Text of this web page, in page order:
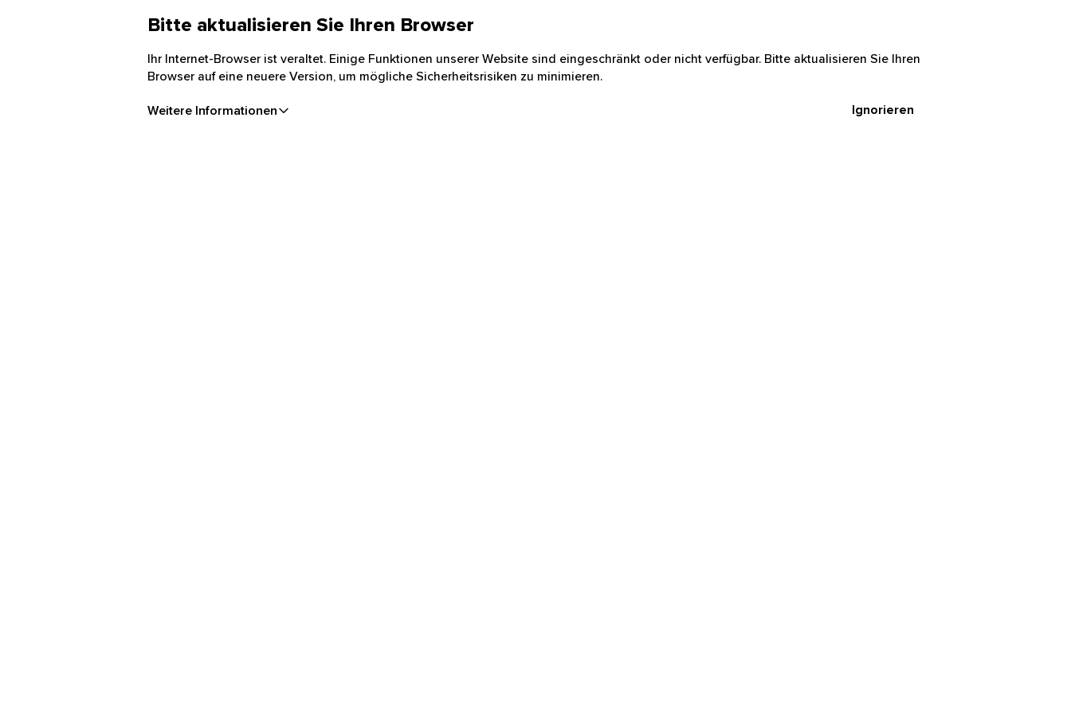
Bitte aktualisieren Sie Ihren Browser
Ihr Internet-Browser ist veraltet. Einige Funktionen unserer Website sind eingeschränkt oder nicht verfügbar. Bitte aktualisieren Sie Ihren
Browser auf eine neuere Version, um mögliche Sicherheitsrisiken zu minimieren.
Weitere Informationen Ignorieren